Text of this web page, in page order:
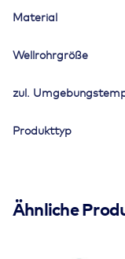
Material
Wellrohrgröße
zul.
Produkttyp
Ähnliche